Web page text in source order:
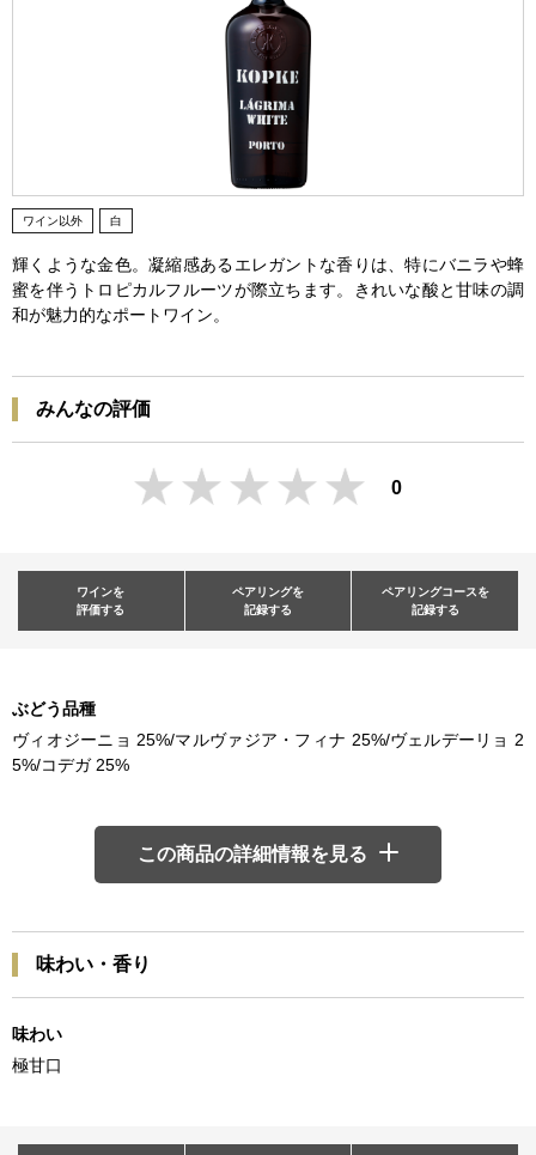
ワイン以外 白
輝くような金色。凝縮感あるエレガントな香りは、特にバニラや蜂
蜜を伴うトロピカルフルーツが際立ちます。きれいな酸と甘味の調
和が魅力的なポートワイン。
みんなの評価
0
ワインを
評価する
ペアリングを
記録する
ペアリングコースを
記録する
ぶどう品種
ヴィオジーニョ 25%/マルヴァジア・フィナ 25%/ヴェルデーリョ 2
5%/コデガ 25%
この商品の詳細情報を見る
味わい・香り
味わい
極甘口